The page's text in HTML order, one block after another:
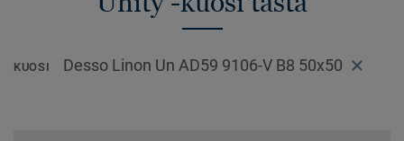
KUOSI Desso Linon Un AD59 9106-V B8 50x50